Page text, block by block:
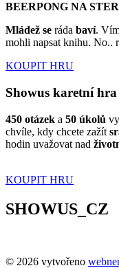
BEERPONG NA
Mládež se ráda baví.
mohli napsat knihu. No..
KOUPIT HRU
Showus karetní hra
450 otázek a 50 úkolů
chvíle, kdy chcete zažít
hodin uvažovat nad
KOUPIT HRU
SHOWUS_CZ
© 2026 vytvořeno